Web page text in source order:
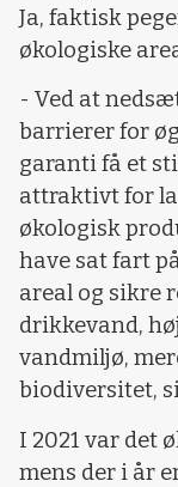
Ja, faktisk
økologiske
- Ved at
barrierer for
garanti få et
attraktivt for
økologisk
have sat fart
areal og sikre
drikkevand,
vandmiljø,
biodiversitet,
I 2021 var det
mens der i år